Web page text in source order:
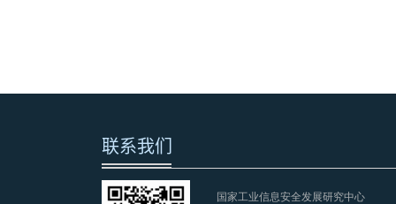
联系我们
国家工业信息安全发展研究中心